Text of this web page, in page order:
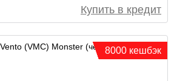
Купить в кредит
8000 кешбэк